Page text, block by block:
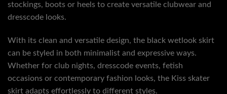
stockings, boots or heels to create versatile clubwear and
dresscode looks.
With its clean and versatile design, the black wetlook skirt
can be styled in both minimalist and expressive ways.
Whether for club nights, dresscode events, fetish
occasions or contemporary fashion looks, the Kiss skater
skirt adapts effortlessly to different styles.